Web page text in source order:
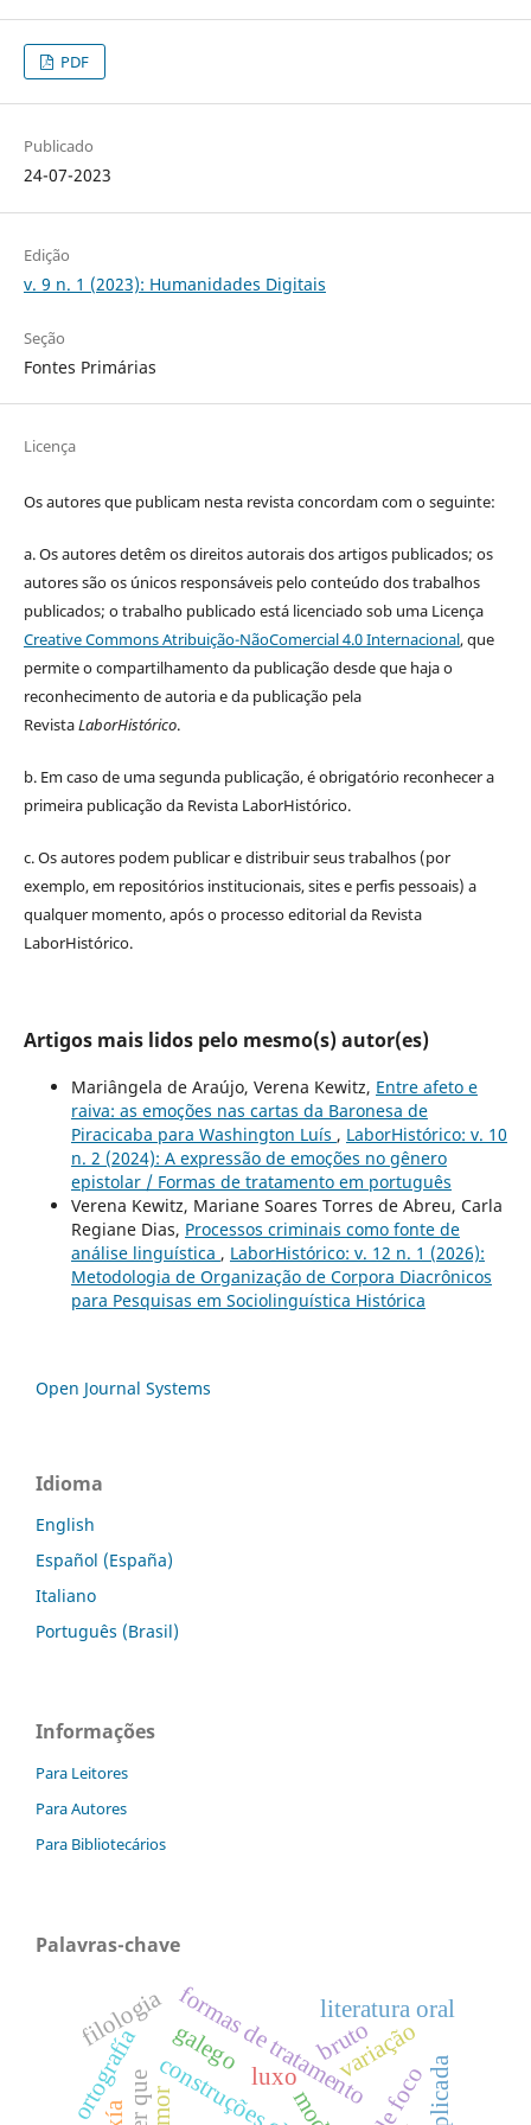
PDF
Publicado
24-07-2023
Edição
v. 9 n. 1 (2023): Humanidades Digitais
Seção
Fontes Primárias
Licença
Os autores que publicam nesta revista concordam com o seguinte:
a.Os autores detêm os direitos autorais dos artigos publicados; os
autores são os únicos responsáveis pelo conteúdo dos trabalhos
publicados; o trabalho publicado está licenciado sob uma Licença
Creative Commons Atribuição-NãoComercial 4.0 Internacional, que
permite o compartilhamento da publicação desde que haja o
reconhecimento de autoria e da publicação pela
RevistaLaborHistórico.
b. Em caso de uma segunda publicação, é obrigatório reconhecer a
primeira publicação da Revista LaborHistórico.
c. Os autores podem publicar e distribuir seus trabalhos (por
exemplo, em repositórios institucionais, sites e perfis pessoais) a
qualquer momento, após o processo editorial da Revista
LaborHistórico.
Artigos mais lidos pelo mesmo(s) autor(es)
Mariângela de Araújo, Verena Kewitz, Entre afeto e
raiva: as emoções nas cartas da Baronesa de
Piracicaba para Washington Luís , LaborHistórico: v. 10
n. 2 (2024): A expressão de emoções no gênero
epistolar / Formas de tratamento em português
Verena Kewitz, Mariane Soares Torres de Abreu, Carla
Regiane Dias, Processos criminais como fonte de
análise linguística , LaborHistórico: v. 12 n. 1 (2026):
Metodologia de Organização de Corpora Diacrônicos
para Pesquisas em Sociolinguística Histórica
Open Journal Systems
Idioma
English
Español (España)
Italiano
Português (Brasil)
Informações
Para Leitores
Para Autores
Para Bibliotecários
Palavras-chave
galego
formas de tratamentovariação
literatura oral
bruto
luxo
ortografía
filologia